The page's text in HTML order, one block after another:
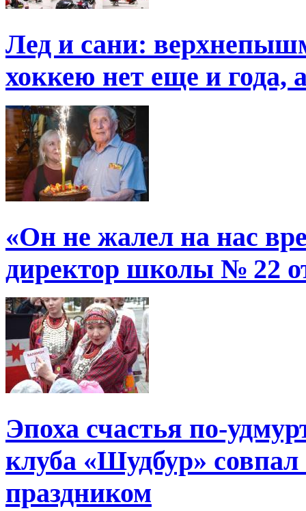
Лед и сани:
хоккею нет еще и года,
«Он не жалел на нас
директор школы № 22
Эпоха счастья по-
клуба «Шудбур»
праздником